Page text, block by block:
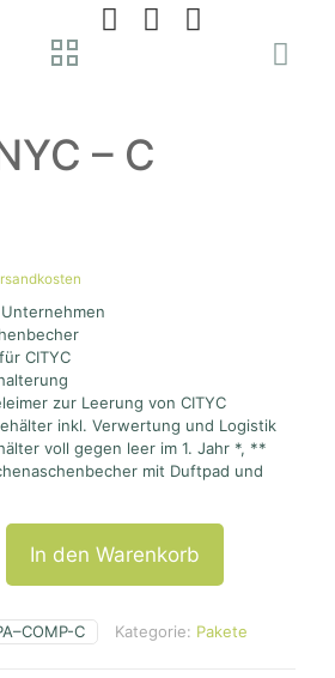
– C
CITYC
zur Leerung von CITYC
inkl. Verwertung und Logistik
voll gegen leer im 1. Jahr *, **
mit Duftpad und
In den Warenkorb
C Kategorie: Pakete